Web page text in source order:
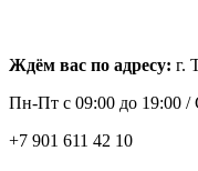
Ждём вас по адресу: г.
Пн-Пт с 09:00 до 19:00 /
+7 901 611 42 10